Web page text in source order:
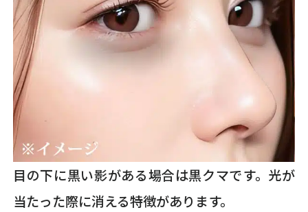
目の下に黒い影がある場合は黒クマです。光が
当たった際に消える特徴があります。